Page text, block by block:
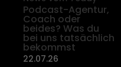
Podcast-Agentur,
Coach oder
beides? Was du
bei uns tatsächlich
bekommst
22.07.26